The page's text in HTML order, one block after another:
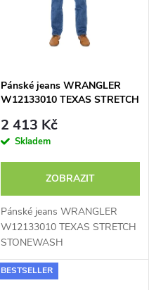
Pánské jeans WRANGLER
W12133010 TEXAS STRETCH
2 413 Kč
Skladem
ZOBRAZIT
Pánské jeans WRANGLER
W12133010 TEXAS STRETCH
STONEWASH
BESTSELLER